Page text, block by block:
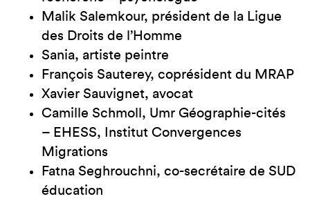
Malik Salemkour, président de la Ligue
des Droits de l’Homme
Sania, artiste peintre
François Sauterey, coprésident du MRAP
Xavier Sauvignet, avocat
Camille Schmoll, Umr Géographie-cités
– EHESS, Institut Convergences
Migrations
Fatna Seghrouchni, co-secrétaire de SUD
éducation